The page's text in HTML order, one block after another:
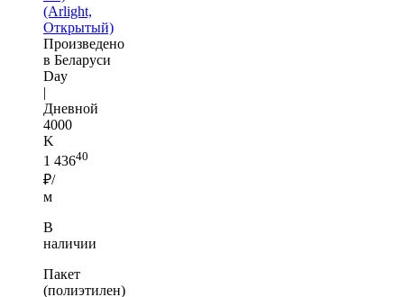
(Arlight,
Открытый)
Произведено
в Беларуси
Day
|
Дневной
4000
K
1 43640
₽/
м
В
наличии
Пакет
(полиэтилен)